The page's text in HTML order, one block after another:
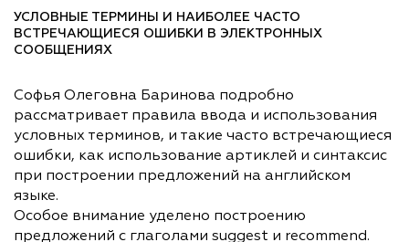
УСЛОВНЫЕ ТЕРМИНЫ И НАИБОЛЕЕ ЧАСТО
ВСТРЕЧАЮЩИЕСЯ ОШИБКИ В ЭЛЕКТРОННЫХ
СООБЩЕНИЯХ
Софья Олеговна Баринова подробно
рассматривает правила ввода и использования
условных терминов, и такие часто встречающиеся
ошибки, как использование артиклей и синтаксис
при построении предложений на английском
языке.
Особое внимание уделено построению
предложений с глаголами suggest и recommend.